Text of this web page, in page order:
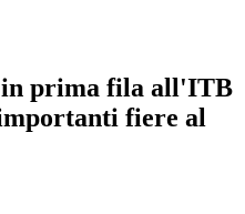
in prima fila all'ITB
fiere al